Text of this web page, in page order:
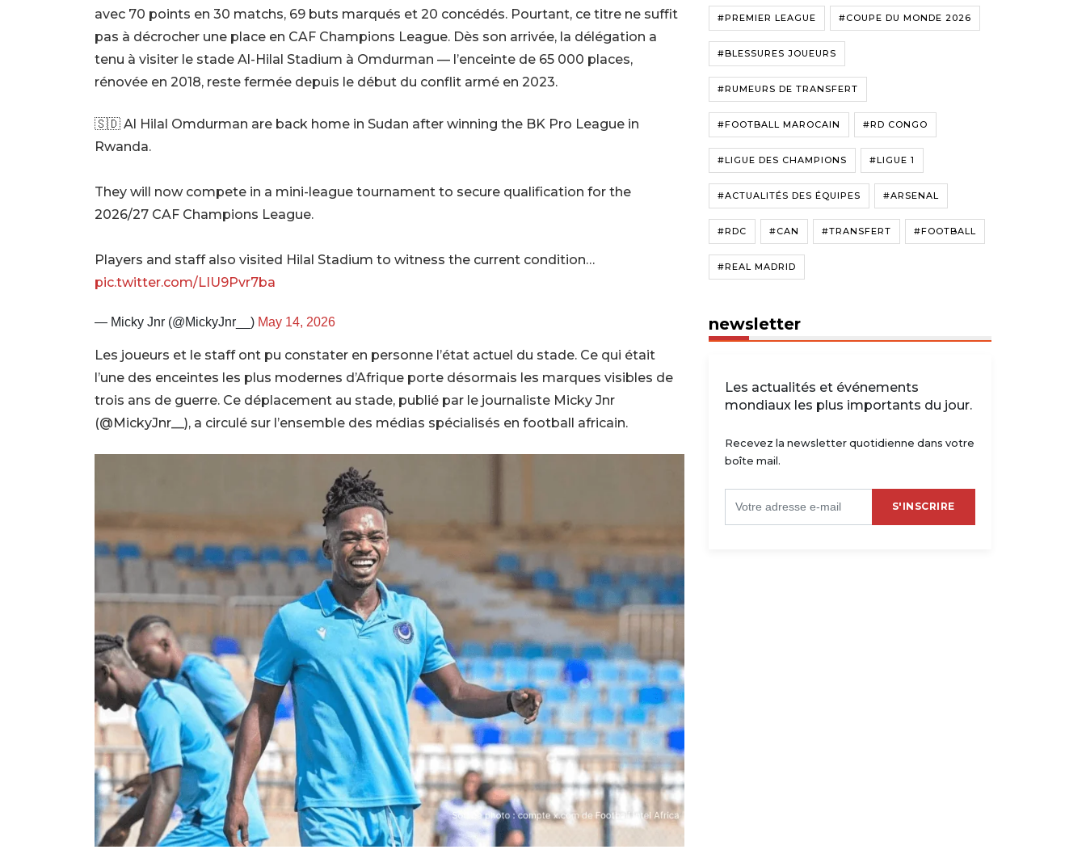
avec 70 points en 30 matchs, 69 buts marqués et 20 concédés. Pourtant, ce titre ne suffit
pas à décrocher une place en CAF Champions League. Dès son arrivée, la délégation a
tenu à visiter le stade Al-Hilal Stadium à Omdurman — l’enceinte de 65 000 places,
rénovée en 2018, reste fermée depuis le début du conflit armé en 2023.
🇸🇩 Al Hilal Omdurman are back home in Sudan after winning the BK Pro League in
Rwanda.
They will now compete in a mini-league tournament to secure qualification for the
2026/27 CAF Champions League.
Players and staff also visited Hilal Stadium to witness the current condition…
pic.twitter.com/LIU9Pvr7ba
— Micky Jnr (@MickyJnr__) May 14, 2026
Les joueurs et le staff ont pu constater en personne l’état actuel du stade. Ce qui était
l’une des enceintes les plus modernes d’Afrique porte désormais les marques visibles de
trois ans de guerre. Ce déplacement au stade, publié par le journaliste Micky Jnr
(@MickyJnr__), a circulé sur l’ensemble des médias spécialisés en football africain.
#PREMIER LEAGUE #COUPE DU MONDE 2026
#BLESSURES JOUEURS
#RUMEURS DE TRANSFERT
#FOOTBALL MAROCAIN #RD CONGO
#LIGUE DES CHAMPIONS #LIGUE 1
#ACTUALITÉS DES ÉQUIPES #ARSENAL
#RDC #CAN #TRANSFERT #FOOTBALL
#REAL MADRID
newsletter
Les actualités et événements
mondiaux les plus importants du jour.
Recevez la newsletter quotidienne dans votre
boîte mail.
S'INSCRIRE